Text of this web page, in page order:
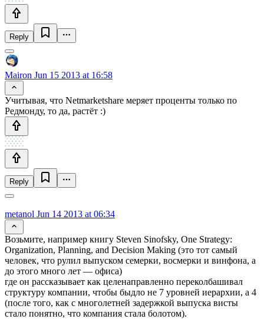
Reply
Mairon Jun 15 2013 at 16:58
Учитывая, что Netmarketshare меряет проценты только по
Редмонду, то да, растёт :)
Reply
metanol Jun 14 2013 at 06:34
Возьмите, например книгу Steven Sinofsky, One Strategy:
Organization, Planning, and Decision Making (это тот самый
человек, что рулил выпуском семерки, восмерки и винфона, а
до этого много лет — офиса)
где он рассказывает как целенаправленно переколбашивал
структуру компании, чтобы быдло не 7 уровней иерархии, а 4
(после того, как с многолетней задержкой выпуска висты
стало понятно, что компания стала болотом).